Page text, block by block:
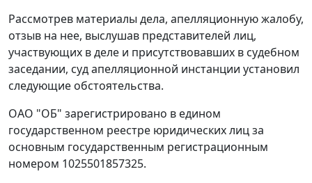
Рассмотрев материалы дела, апелляционную жалобу,
отзыв на нее, выслушав представителей лиц,
участвующих в деле и присутствовавших в судебном
заседании, суд апелляционной инстанции установил
следующие обстоятельства.
ОАО "ОБ" зарегистрировано в едином
государственном реестре юридических лиц за
основным государственным регистрационным
номером 1025501857325.